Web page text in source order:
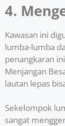
4.
Kawasan ini
lumba-lumba
penangkaran
Menjangan
lautan lepas
Sekelompok
sangat